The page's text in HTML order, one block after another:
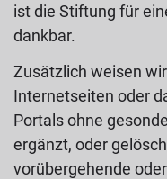
ist die Stiftung für
dankbar.
Zusätzlich weisen
Internetseiten oder
Portals ohne
ergänzt, oder
vorübergehende